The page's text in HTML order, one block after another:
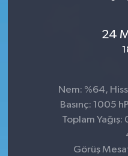
24
Nem: %64,
Basınç: 1005
Toplam Yağış:
Görüş